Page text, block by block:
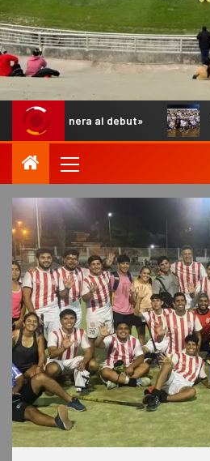
al debut» Comienzan